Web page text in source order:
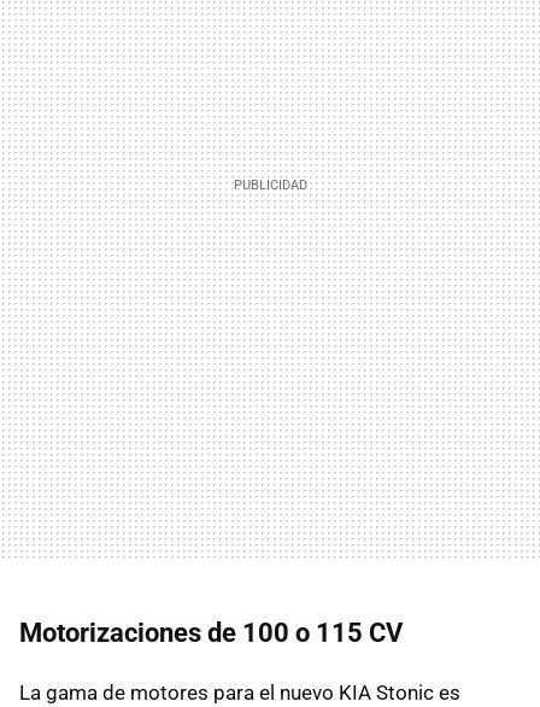
Motorizaciones de 100 o 115 CV
La gama de motores para el nuevo KIA Stonic es